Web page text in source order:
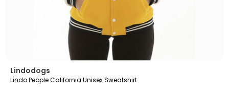
Lindodogs
Lindo People California Unisex Sweatshirt